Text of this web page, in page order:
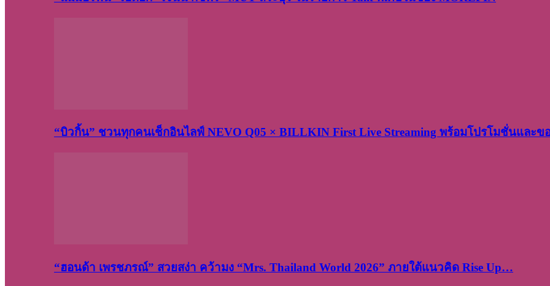
“บิวกิ้น” ชวนทุกคนเช็กอินไลฟ์ NEVO Q05 × BILLKIN First Live Streaming พร้อมโปรโมชั่นและข
“ฮอนด้า เพรชภรณ์” สวยสง่า คว้ามง “Mrs. Thailand World 2026” ภายใต้แนวคิด Rise Up…